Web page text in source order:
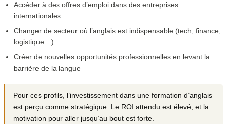
Accéder à des offres d’emploi dans des entreprises
internationales
Changer de secteur où l’anglais est indispensable (tech, finance,
logistique…)
Créer de nouvelles opportunités professionnelles en levant la
barrière de la langue
Pour ces profils, l’investissement dans une formation d’anglais
est perçu comme stratégique. Le ROI attendu est élevé, et la
motivation pour aller jusqu’au bout est forte.